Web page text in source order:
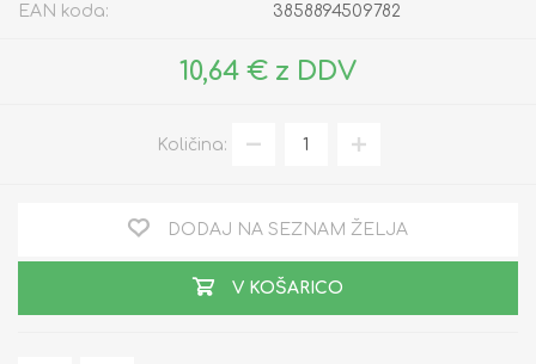
EAN koda: 3858894509782
10,64 € z DDV
Količina:
DODAJ NA SEZNAM ŽELJA
V KOŠARICO